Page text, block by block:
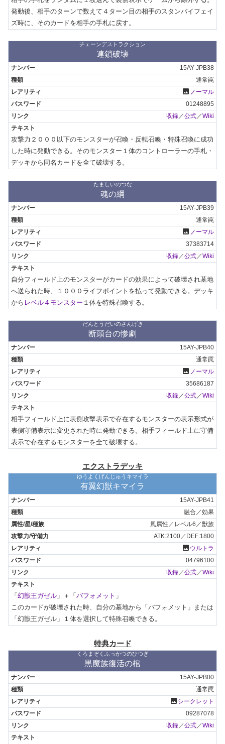
発動後、相手のターンで数えて４ターン目の相手のスタンバイフェイ
ズ時に、そのカードを相手の手札に戻す。
チェーンデストラクション
連鎖破壊
15AY-JPB38
通常罠
photo ノーマル
01248895
収録／公式／Wiki
攻撃力２０００以下のモンスターが召喚・反転召喚・特殊召喚に成功
した時に発動できる。そのモンスター１体のコントローラーの手札・
デッキから同名カードを全て破壊する。
たましいのつな
魂の綱
15AY-JPB39
通常罠
photo ノーマル
37383714
収録 ／公式 ／Wiki
自分フィールド上のモンスターがカードの効果によって破壊され墓地
へ送られた時、１０００ライフポイントを払って発動できる。デッキ
から レベル４モンスター １体を特殊召喚する。
だんとうだいのさんげき
断頭台の惨劇
15AY-JPB40
通常罠
photo ノーマル
35686187
収録／公式／Wiki
相手フィールド上に表側攻撃表示で存在するモンスターの表示形式が
表側守備表示に変更された時に発動できる。相手フィールド上に守備
表示で存在するモンスターを全て破壊する。
エクストラデッキ
ゆうよくげんじゅうキマイラ
有翼幻獣キマイラ
15AY-JPB41
融合／効果
風属性／レベル6／獣族
ATK:2100／DEF:1800
photo ウルトラ
04796100
収録／公式／Wiki
「 幻獣王ガゼル 」＋「 バフォメット 」
このカードが破壊された時、自分の墓地から「バフォメット」または
「幻獣王ガゼル」１体を選択して特殊召喚できる。
特典カード
くろまぞくふっかつのひつぎ
黒魔族復活の棺
15AY-JPB00
通常罠
photo シークレット
09287078
収録 ／公式 ／Wiki